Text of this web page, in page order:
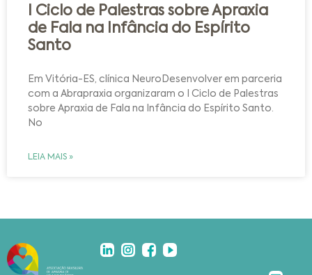
I Ciclo de Palestras sobre Apraxia
de Fala na Infância do Espírito
Santo
Em Vitória-ES, clínica NeuroDesenvolver em parceria
com a Abrapraxia organizaram o I Ciclo de Palestras
sobre Apraxia de Fala na Infância do Espírito Santo.
No
LEIA MAIS »